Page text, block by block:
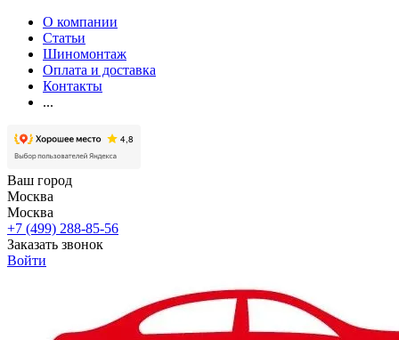
О компании
Статьи
Шиномонтаж
Оплата и доставка
Контакты
...
Ваш город
Москва
Москва
+7 (499) 288-85-56
Заказать звонок
Войти